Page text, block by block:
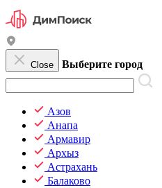
Close Выберите город
Азов
Анапа
Армавир
Архыз
Астрахань
Балаково